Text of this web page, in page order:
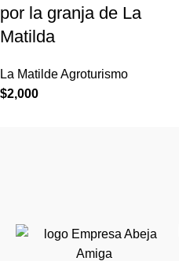
por la granja de La
Matilda
La Matilde Agroturismo
$2,000